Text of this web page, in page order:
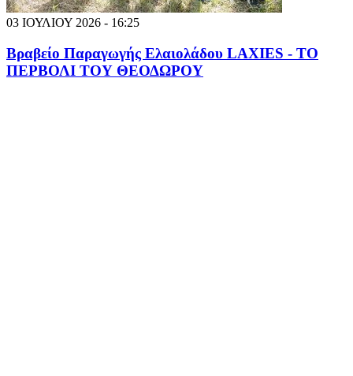
03 ΙΟΥΛΙΟΥ 2026 - 16:25
Βραβείο Παραγωγής Ελαιολάδου LAXIES - ΤΟ
ΠΕΡΒΟΛΙ ΤΟΥ ΘΕΟΔΩΡΟΥ